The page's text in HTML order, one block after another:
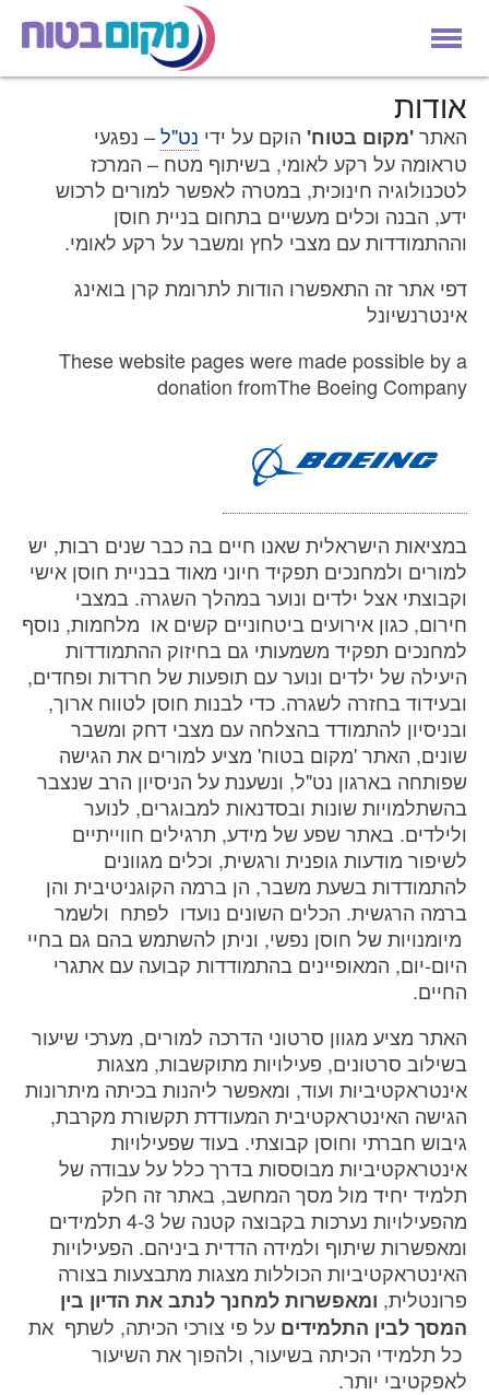
אודות
האתר'מקום בטוח' הוקם על ידי נט"ל– נפגעי
טראומה על רקע לאומי, בשיתוף מטח – המרכז
לטכנולוגיה חינוכית, במטרה לאפשר למורים לרכוש
ידע, הבנה וכלים מעשיים בתחום בניית חוסן
וההתמודדות עם מצבי לחץ ומשבר על רקע לאומי.
דפי אתר זה התאפשרו הודות לתרומת קרן בואינג
אינטרנשיונל
These website pages were made possible by a
donation fromThe Boeing Company
במציאות הישראלית שאנו חיים בה כבר שנים רבות, יש
למורים ולמחנכים תפקיד חיוני מאוד בבניית חוסן אישי
וקבוצתי אצל ילדים ונוער במהלך השגרה. במצבי
חירום, כגון אירועים ביטחוניים קשים או מלחמות, נוסף
למחנכים תפקיד משמעותי גם בחיזוק ההתמודדות
היעילה של ילדים ונוער עם תופעות של חרדות ופחדים,
ובעידוד בחזרה לשגרה. כדי לבנות חוסן לטווח ארוך,
ובניסיון להתמודד בהצלחה עם מצבי דחק ומשבר
שונים, האתר 'מקום בטוח' מציע למורים את הגישה
שפותחה בארגון נט"ל, ונשענת על הניסיון הרב שנצבר
בהשתלמויות שונות ובסדנאות למבוגרים, לנוער
ולילדים. באתר שפע של מידע, תרגילים חווייתיים
לשיפור מודעות גופנית ורגשית, וכלים מגוונים
להתמודדות בשעת משבר, הן ברמה הקוגניטיבית והן
ברמה הרגשית. הכלים השונים נועדו לפתח ולשמר
מיומנויות של חוסן נפשי, וניתן להשתמש בהם גם בחיי
היום-יום, המאופיינים בהתמודדות קבועה עם אתגרי
החיים.
האתר מציע מגוון סרטוני הדרכה למורים, מערכי שיעור
בשילוב סרטונים, פעילויות מתוקשבות, מצגות
אינטראקטיביות ועוד, ומאפשר ליהנות בכיתה מיתרונות
הגישה האינטראקטיבית המעודדת תקשורת מקרבת,
גיבוש חברתי וחוסן קבוצתי. בעוד שפעילויות
אינטראקטיביות מבוססות בדרך כלל על עבודה של
תלמיד יחיד מול מסך המחשב, באתר זה חלק
מהפעילויות נערכות בקבוצה קטנה של 4-3 תלמידים
ומאפשרות שיתוף ולמידה הדדית ביניהם. הפעילויות
האינטראקטיביות הכוללות מצגות מתבצעות בצורה
פרונטלית, ומאפשרות למחנך לנתב את הדיון בין
המסך לבין התלמידים על פי צורכי הכיתה, לשתף את
כל תלמידי הכיתה בשיעור, ולהפוך את השיעור
לאפקטיבי יותר.